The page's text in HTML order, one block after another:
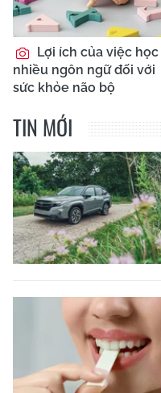
Lợi ích của việc học
nhiều ngôn ngữ đối với
sức khỏe não bộ
TIN MỚI